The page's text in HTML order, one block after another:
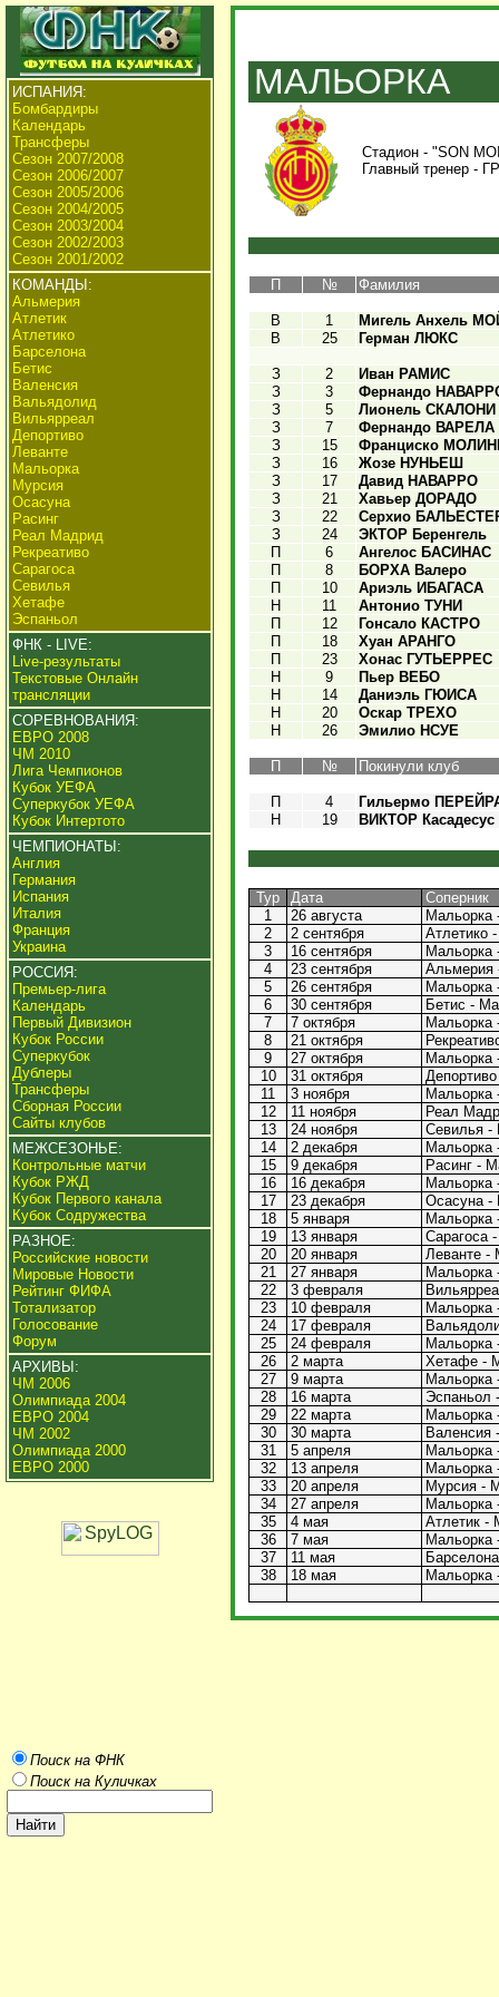
ИСПАНИЯ:
Бомбардиры
Календарь
Трансферы
Сезон 2007/2008
Сезон 2006/2007
Сезон 2005/2006
Сезон 2004/2005
Сезон 2003/2004
Сезон 2002/2003
Сезон 2001/2002
КОМАНДЫ:
Альмерия
Атлетик
Атлетико
Барселона
Бетис
Валенсия
Вальядолид
Вильярреал
Депортиво
Леванте
Мальорка
Мурсия
Осасуна
Расинг
Реал Мадрид
Рекреативо
Сарагоса
Севилья
Хетафе
Эспаньол
ФНК - LIVE:
Live-результаты
Текстовые Онлайн
трансляции
СОРЕВНОВАНИЯ:
ЕВРО 2008
ЧМ 2010
Лига Чемпионов
Кубок УЕФА
Суперкубок УЕФА
Кубок Интертото
ЧЕМПИОНАТЫ:
Англия
Германия
Испания
Италия
Франция
Украина
РОССИЯ:
Премьер-лига
Календарь
Первый Дивизион
Кубок России
Суперкубок
Дублеры
Трансферы
Сборная России
Сайты клубов
МЕЖСЕЗОНЬЕ:
Контрольные матчи
Кубок РЖД
Кубок Первого канала
Кубок Содружества
РАЗНОЕ:
Российские новости
Мировые Новости
Рейтинг ФИФА
Тотализатор
Голосование
Форум
АРХИВЫ:
ЧМ 2006
Олимпиада 2004
ЕВРО 2004
ЧМ 2002
Олимпиада 2000
ЕВРО 2000
Поиск на ФНК
Поиск на Куличках
МАЛЬОРКА
Стадион - "SON
Главный тренер -
П № Фамилия
В 1
Мигель Анхель
В
25 Герман ЛЮКС
З 2
Иван РАМИС
З
3
Фернандо
З
5
Лионель СКАЛОНИ
З
7
Фернандо ВАРЕЛА
З
15
Франциско
З
16
Жозе НУНЬЕШ
З
17
Давид НАВАРРО
З
21
Хавьер ДОРАДО
З
22
Серхио
З
24
ЭКТОР Беренгель
П
6
Ангелос БАСИНАС
П
8
БОРХА Валеро
П
10
Ариэль ИБАГАСА
Н
11
Антонио ТУНИ
П
12
Гонсало КАСТРО
П
18
Хуан АРАНГО
П
23
Хонас ГУТЬЕРРЕС
Н
9
Пьер ВЕБО
Н
14
Даниэль ГЮИСА
Н
20
Оскар ТРЕХО
Н
26 Эмилио НСУЕ
П № Покинули клуб
П 4
Гильермо
Н
19 ВИКТОР Касадесус
Тур Дата
Соперник
1
26 августа
Мальорка
2
2 сентября
Атлетико
3
16 сентября
Мальорка
4
23 сентября
Альмерия
5
26 сентября
Мальорка
6
30 сентября
Бетис -
7
7 октября
Мальорка
8
21 октября
9
27 октября
Мальорка
10
31 октября
11
3 ноября
Мальорка
12
11 ноября
Реал
13
24 ноября
Севилья -
14
2 декабря
Мальорка
15
9 декабря
Расинг -
16
16 декабря
Мальорка
17
23 декабря
Осасуна -
18
5 января
Мальорка
19
13 января
Сарагоса
20
20 января
Леванте -
21
27 января
Мальорка
22
3 февраля
23
10 февраля
Мальорка
24
17 февраля
25
24 февраля
Мальорка
26
2 марта
Хетафе -
27
9 марта
Мальорка
28
16 марта
Эспаньол
29
22 марта
Мальорка
30
30 марта
Валенсия
31
5 апреля
Мальорка
32
13 апреля
Мальорка
33
20 апреля
Мурсия -
34
27 апреля
Мальорка
35
4 мая
Атлетик -
36
7 мая
Мальорка
37
11 мая
38
18 мая Мальорка